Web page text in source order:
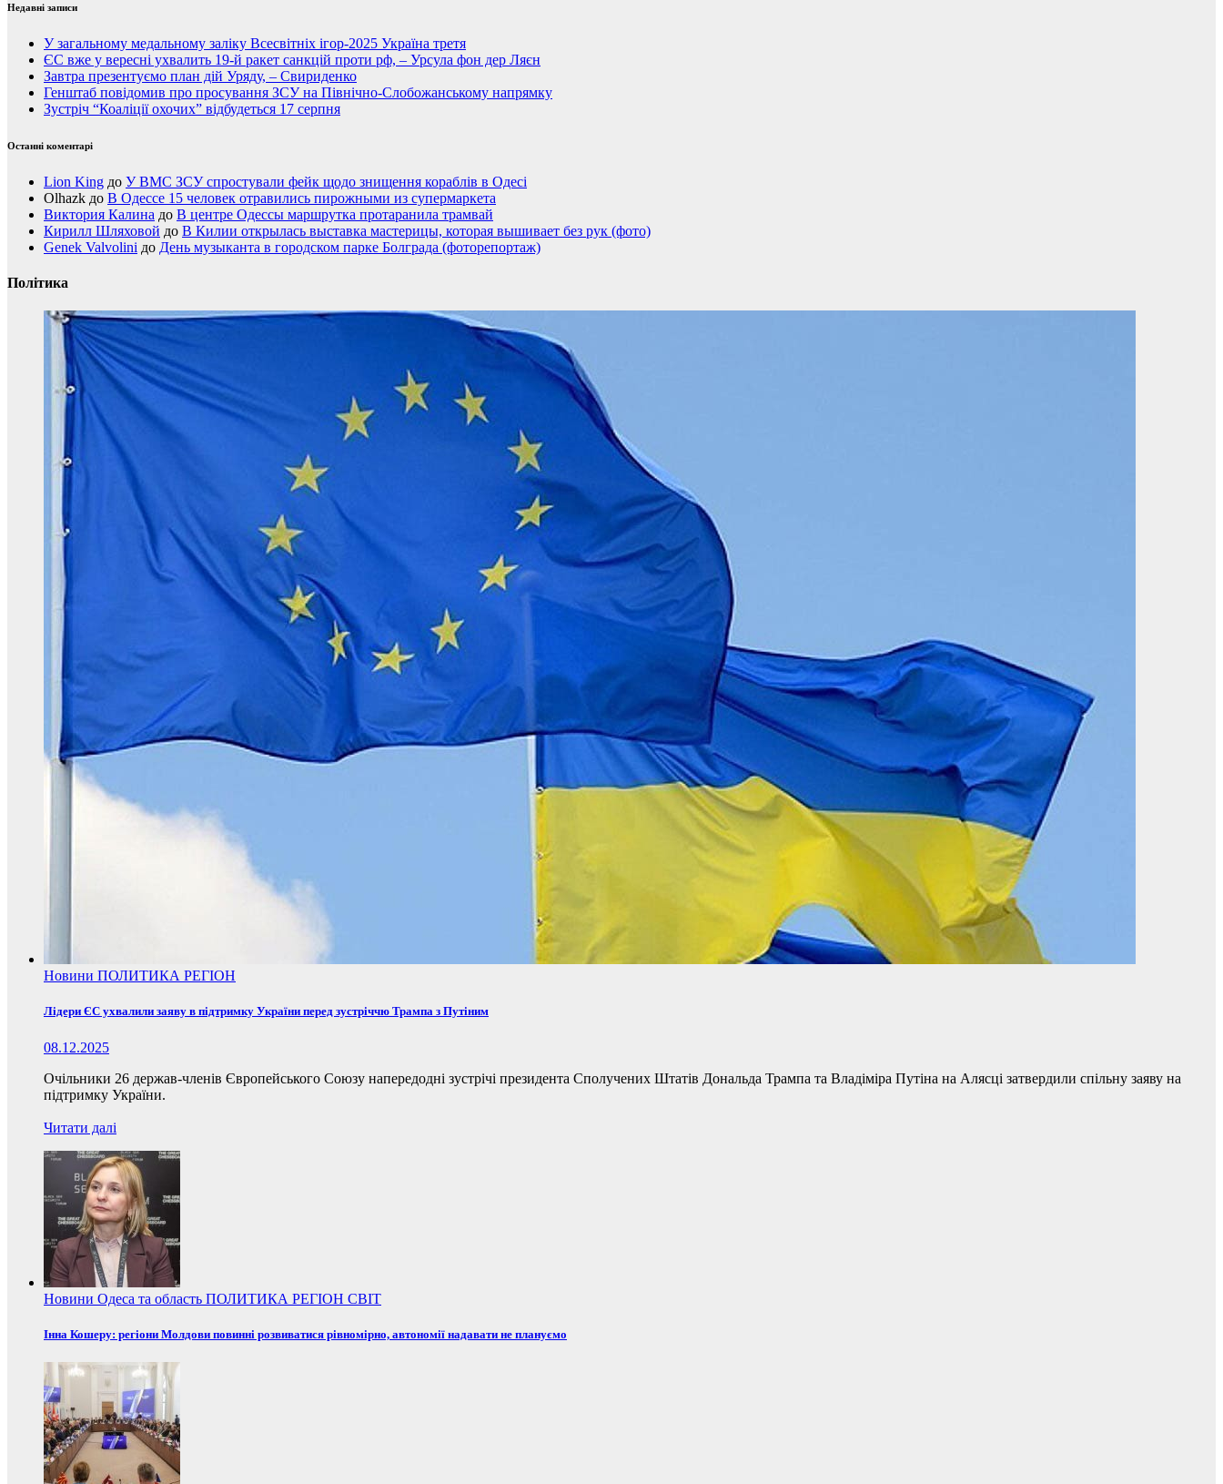
Недавні записи
У загальному медальному заліку Всесвітніх ігор-2025 Україна третя
ЄС вже у вересні ухвалить 19-й ракет санкцій проти рф, – Урсула фон дер Ляєн
Завтра презентуємо план дій Уряду, – Свириденко
Генштаб повідомив про просування ЗСУ на Північно-Слобожанському напрямку
Зустріч “Коаліції охочих” відбудеться 17 серпня
Останні коментарі
Lion King до У ВМС ЗСУ спростували фейк щодо знищення кораблів в Одесі
Olhazk до В Одессе 15 человек отравились пирожными из супермаркета
Виктория Калина до В центре Одессы маршрутка протаранила трамвай
Кирилл Шляховой до В Килии открылась выставка мастерицы, которая вышивает без рук (фото)
Genek Valvolini до День музыканта в городском парке Болграда (фоторепортаж)
Політика
Новини ПОЛИТИКА РЕГІОН
Лідери ЄС ухвалили заяву в підтримку України перед зустріччю Трампа з Путіним
08.12.2025
Очільники 26 держав-членів Європейського Союзу напередодні зустрічі президента Сполучених Штатів Дональда Трампа та Владіміра Путіна на Алясці затвердили спільну заяву на
підтримку України.
Читати далі
Новини Одеса та область ПОЛИТИКА РЕГІОН СВІТ
Інна Кошеру: регіони Молдови повинні розвиватися рівномірно, автономії надавати не плануємо